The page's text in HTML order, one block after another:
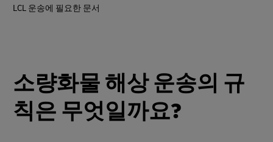
here
LCL 운송에 필요한 문서
소량화물 해상 운송의 규
칙은 무엇일까요?